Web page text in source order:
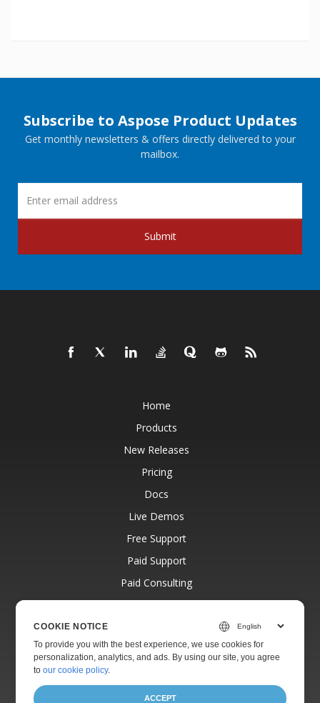
Subscribe to Aspose Product Updates
Get monthly newsletters & offers directly delivered to your
mailbox.
Submit
Home
Products
New Releases
Pricing
Docs
Live Demos
Free Support
Paid Support
Paid Consulting
Blog
About
COOKIE NOTICE
To provide you with the best experience, we use cookies for
personalization, analytics, and ads. By using our site, you agree
toour cookie policy.
ACCEPT